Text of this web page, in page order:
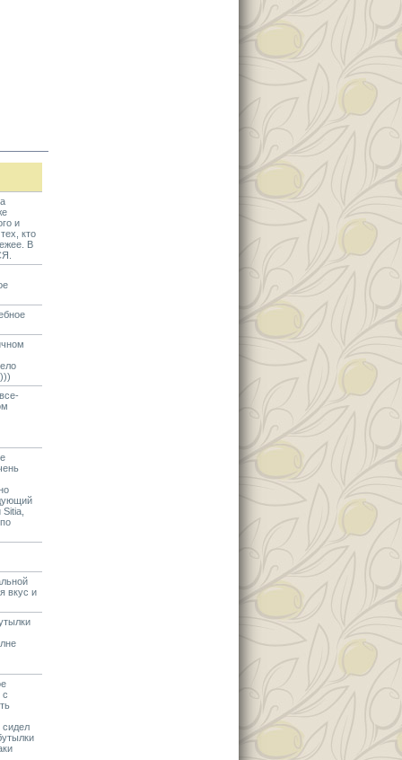
и
кто
В
вкус и
с
сидел